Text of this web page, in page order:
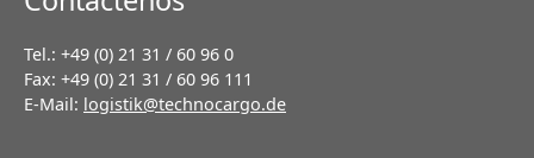
Tel.: +49 (0) 21 31 / 60 96 0
Fax: +49 (0) 21 31 / 60 96 111
E-Mail: logistik@technocargo.de